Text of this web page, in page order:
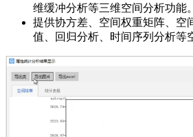
维缓冲分析等三维空间分析功能。
提供协方差、空间权重矩阵、空
值、回归分析、时间序列分析等